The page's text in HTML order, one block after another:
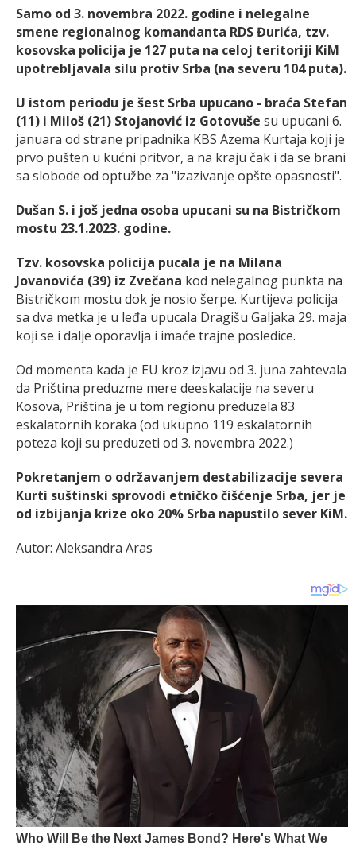
Samo od 3. novembra 2022. godine i nelegalne
smene regionalnog komandanta RDS Đurića, tzv.
kosovska policija je 127 puta na celoj teritoriji KiM
upotrebljavala silu protiv Srba (na severu 104 puta).
U istom periodu je šest Srba upucano - braća Stefan
(11) i Miloš (21) Stojanović iz Gotovuše su upucani 6.
januara od strane pripadnika KBS Azema Kurtaja koji je
prvo pušten u kućni pritvor, a na kraju čak i da se brani
sa slobode od optužbe za "izazivanje opšte opasnosti".
Dušan S. i još jedna osoba upucani su na Bistričkom
mostu 23.1.2023. godine.
Tzv. kosovska policija pucala je na Milana
Jovanovića (39) iz Zvečana kod nelegalnog punkta na
Bistričkom mostu dok je nosio šerpe. Kurtijeva policija
sa dva metka je u leđa upucala Dragišu Galjaka 29. maja
koji se i dalje oporavlja i imaće trajne posledice.
Od momenta kada je EU kroz izjavu od 3. juna zahtevala
da Priština preduzme mere deeskalacije na severu
Kosova, Priština je u tom regionu preduzela 83
eskalatornih koraka (od ukupno 119 eskalatornih
poteza koji su preduzeti od 3. novembra 2022.)
Pokretanjem o održavanjem destabilizacije severa
Kurti suštinski sprovodi etničko čišćenje Srba, jer je
od izbijanja krize oko 20% Srba napustilo sever KiM.
Autor: Aleksandra Aras